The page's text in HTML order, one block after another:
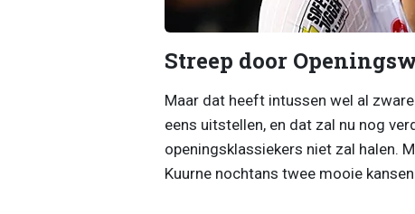
Streep door
Maar dat heeft intussen wel al
eens uitstellen, en dat zal nu nog
openingsklassiekers niet zal halen.
Kuurne nochtans twee mooie